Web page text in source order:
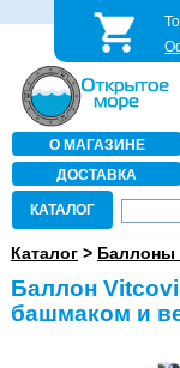
О МАГАЗИНЕ
ДОСТАВКА
КАТАЛОГ
Каталог> Баллоны
Баллон
башмаком и